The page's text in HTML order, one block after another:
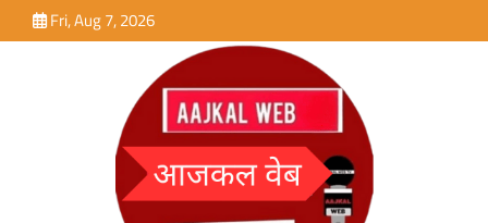
to
Fri, Aug 7, 2026